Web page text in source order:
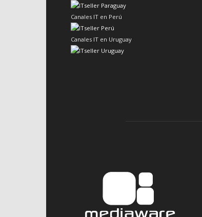
Canales IT en Perú
Canales IT en Uruguay